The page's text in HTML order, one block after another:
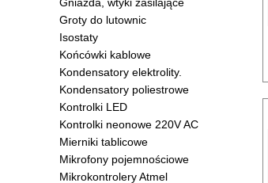
Groty do lutownic
Isostaty
Końcówki kablowe
Kondensatory elektrolity.
Kondensatory poliestrowe
Kontrolki LED
Kontrolki neonowe 220V AC
Mierniki tablicowe
Mikrofony pojemnościowe
Mikrokontrolery Atmel